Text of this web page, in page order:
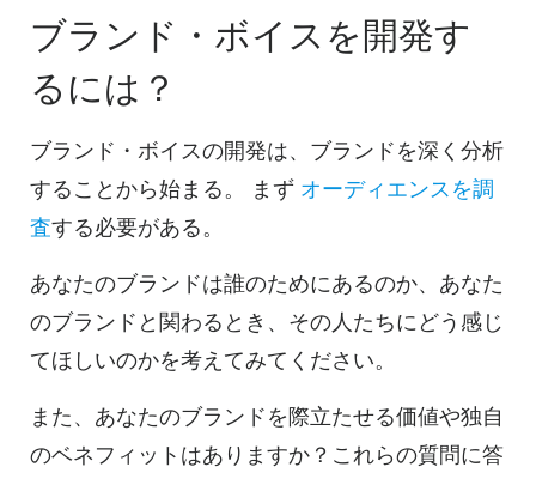
ブランド・ボイスを開発す
るには？
ブランド・ボイスの開発は、ブランドを深く分析
することから始まる。
まず オーディエンスを調
査する必要がある。
あなたのブランドは誰のためにあるのか、あなた
のブランドと関わるとき、その人たちにどう感じ
てほしいのかを考えてみてください。
また、あなたのブランドを際立たせる価値や独自
のベネフィットはありますか？これらの質問に答